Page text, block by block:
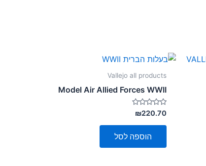
Vallejo all products
Model Air Allied Forces WWII
דורג
0
מתוך
₪220.70
הוספה לסל